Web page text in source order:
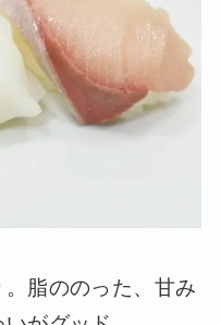
。脂ののった、甘み